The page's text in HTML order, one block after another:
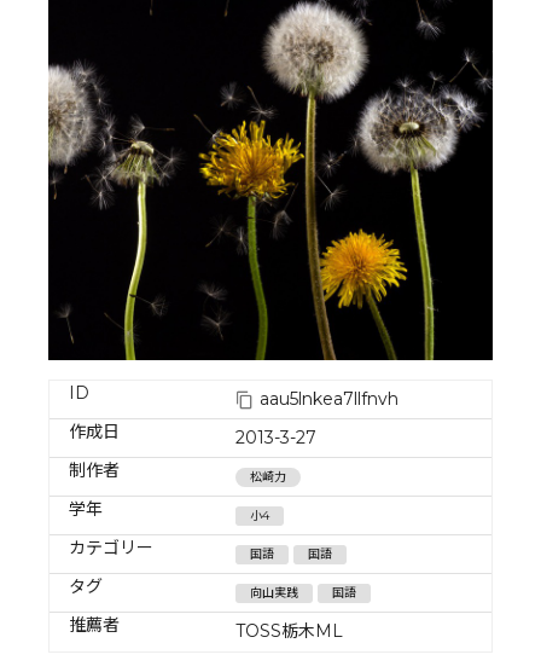
ID
aau5lnkea7llfnvh
作成日
2013-3-27
制作者
松崎力
学年 小4
カテゴリー 国語 国語
タグ 向山実践 国語
推薦者 TOSS栃木ML